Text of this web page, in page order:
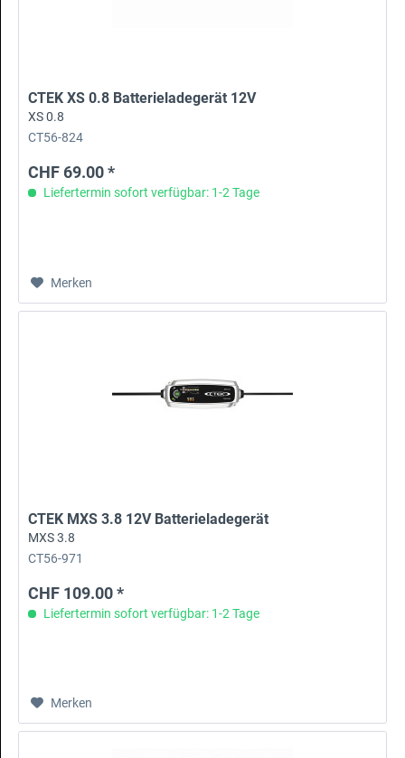
CTEK XS 0.8 Batterieladegerät 12V
XS 0.8
CT56-824
CHF 69.00 *
Liefertermin sofort verfügbar: 1-2 Tage
Merken
CTEK MXS 3.8 12V Batterieladegerät
MXS 3.8
CT56-971
CHF 109.00 *
Liefertermin sofort verfügbar: 1-2 Tage
Merken